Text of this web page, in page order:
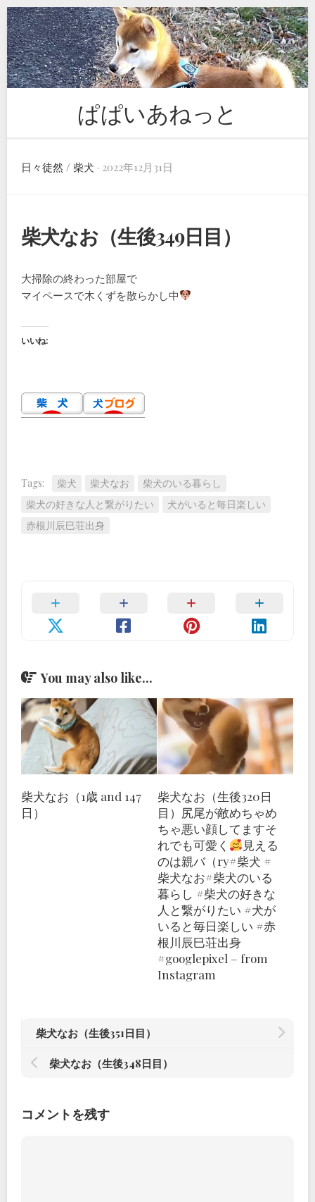
Skip
to
content
ぱぱいあねっと
日々徒然 / 柴犬 · 2022年12月31日
柴犬なお（生後349日目）
大掃除の終わった部屋で
マイペースで木くずを散らかし中
いいね:
Tags: 柴犬 柴犬なお
柴犬のいる暮らし
柴犬の好きな人と繋がりたい
犬がいると毎日楽しい
赤根川辰巳荘出身
You may also like...
柴犬なお（1歳 and 147
日）
柴犬なお（生後320日
目）尻尾が敵めちゃめ
ちゃ悪い顔してますそ
れでも可愛く
見える
のは親バ（ry#柴犬 #
柴犬なお#柴犬のいる
暮らし #柴犬の好きな
人と繋がりたい #犬が
いると毎日楽しい #赤
根川辰巳荘出身
#googlepixel – from
Instagram
柴犬なお（生後351日目）
柴犬なお（生後348日目）
コメントを残す